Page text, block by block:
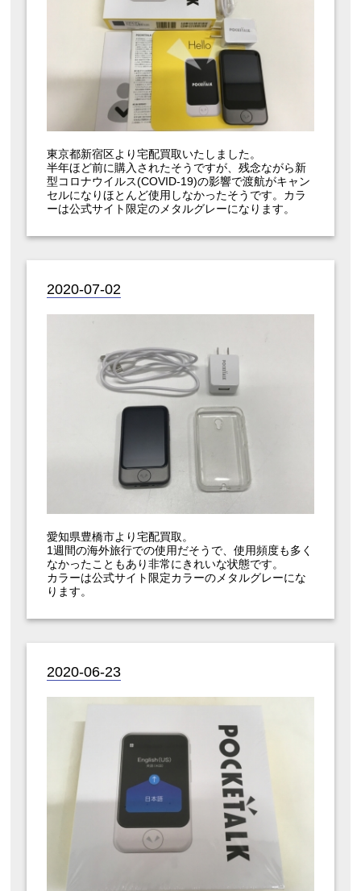
東京都新宿区より宅配買取いたしました。
半年ほど前に購入されたそうですが、残念ながら新
型コロナウイルス(COVID-19)の影響で渡航がキャン
セルになりほとんど使用しなかったそうです。カラ
ーは公式サイト限定のメタルグレーになります。
2020-07-02
愛知県豊橋市より宅配買取。
1週間の海外旅行での使用だそうで、使用頻度も多く
なかったこともあり非常にきれいな状態です。
カラーは公式サイト限定カラーのメタルグレーにな
ります。
2020-06-23